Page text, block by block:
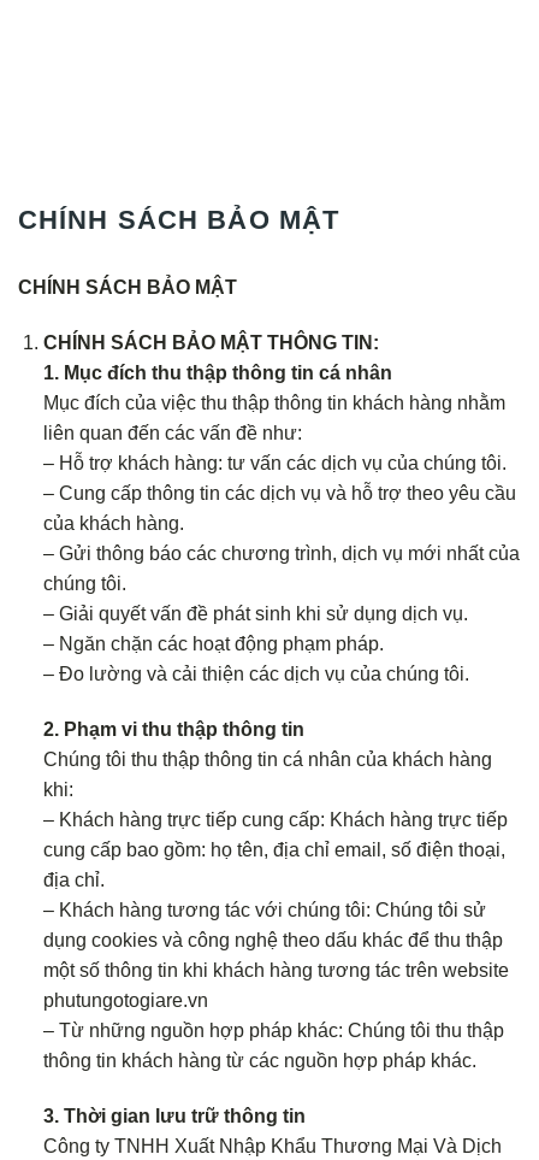
CHÍNH SÁCH BẢO MẬT
CHÍNH SÁCH BẢO MẬT
CHÍNH SÁCH BẢO MẬT THÔNG TIN:
1. Mục đích thu thập thông tin cá nhân
Mục đích của việc thu thập thông tin khách hàng nhằm
liên quan đến các vấn đề như:
– Hỗ trợ khách hàng: tư vấn các dịch vụ của chúng tôi.
– Cung cấp thông tin các dịch vụ và hỗ trợ theo yêu cầu
của khách hàng.
– Gửi thông báo các chương trình, dịch vụ mới nhất của
chúng tôi.
– Giải quyết vấn đề phát sinh khi sử dụng dịch vụ.
– Ngăn chặn các hoạt động phạm pháp.
– Đo lường và cải thiện các dịch vụ của chúng tôi.
2. Phạm vi thu thập thông tin
Chúng tôi thu thập thông tin cá nhân của khách hàng
khi:
– Khách hàng trực tiếp cung cấp: Khách hàng trực tiếp
cung cấp bao gồm: họ tên, địa chỉ email, số điện thoại,
địa chỉ.
– Khách hàng tương tác với chúng tôi: Chúng tôi sử
dụng cookies và công nghệ theo dấu khác để thu thập
một số thông tin khi khách hàng tương tác trên website
phutungotogiare.vn
– Từ những nguồn hợp pháp khác: Chúng tôi thu thập
thông tin khách hàng từ các nguồn hợp pháp khác.
3. Thời gian lưu trữ thông tin
Công ty TNHH Xuất Nhập Khẩu Thương Mại Và Dịch